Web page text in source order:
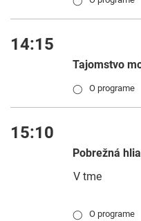
14:15
Tajomstvo
◯ O programe
15:10
Pobrežná
V tme
◯ O programe